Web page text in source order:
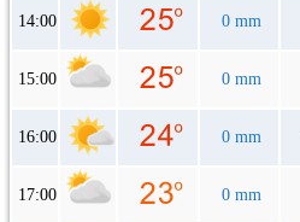
14:00 0 mm
15:00 0 mm
16:00 0 mm
17:00 0 mm